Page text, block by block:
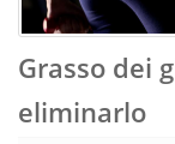
Grasso dei
eliminarlo